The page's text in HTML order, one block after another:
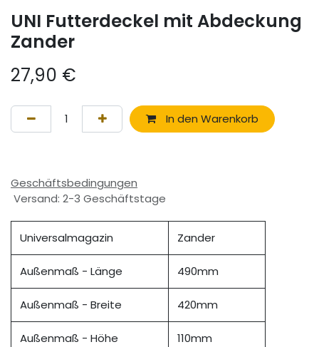
UNI Futterdeckel mit Abdeckung
Zander
27,90 €
In den Warenkorb
Geschäftsbedingungen
Versand: 2-3 Geschäftstage
Universalmagazin Zander
Außenmaß - Länge 490mm
Außenmaß - Breite 420mm
Außenmaß - Höhe 110mm